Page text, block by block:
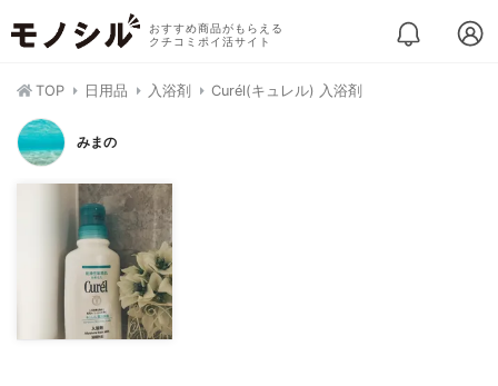
おすすめ商品がもらえる
クチコミポイ活サイト
TOP 日用品 入浴剤 Curél(キュレル) 入浴剤
みまの